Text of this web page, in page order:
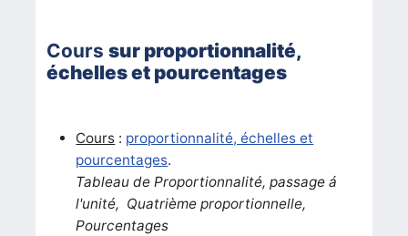
Courssur proportionnalité,
échelles et pourcentages
Cours : proportionnalité, échelles et
pourcentages.
Tableau de Proportionnalité, passage á
l'unité, Quatrième proportionnelle,
Pourcentages